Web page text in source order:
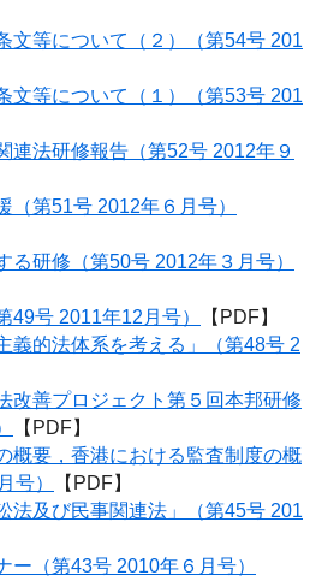
文等について（２）（第54号 201
文等について（１）（第53号 201
連法研修報告（第52号 2012年９
第51号 2012年６月号）
る研修（第50号 2012年３月号）
49号 2011年12月号）
【PDF】
義的法体系を考える」（第48号 2
改善プロジェクト第５回本邦研修
【PDF】
概要，香港における監査制度の概
号）
【PDF】
法及び民事関連法」（第45号 201
ー（第43号 2010年６月号）